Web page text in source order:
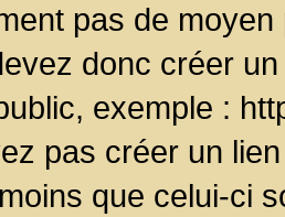
pas de
donc créer
exemple :
pas créer un
que celui-ci